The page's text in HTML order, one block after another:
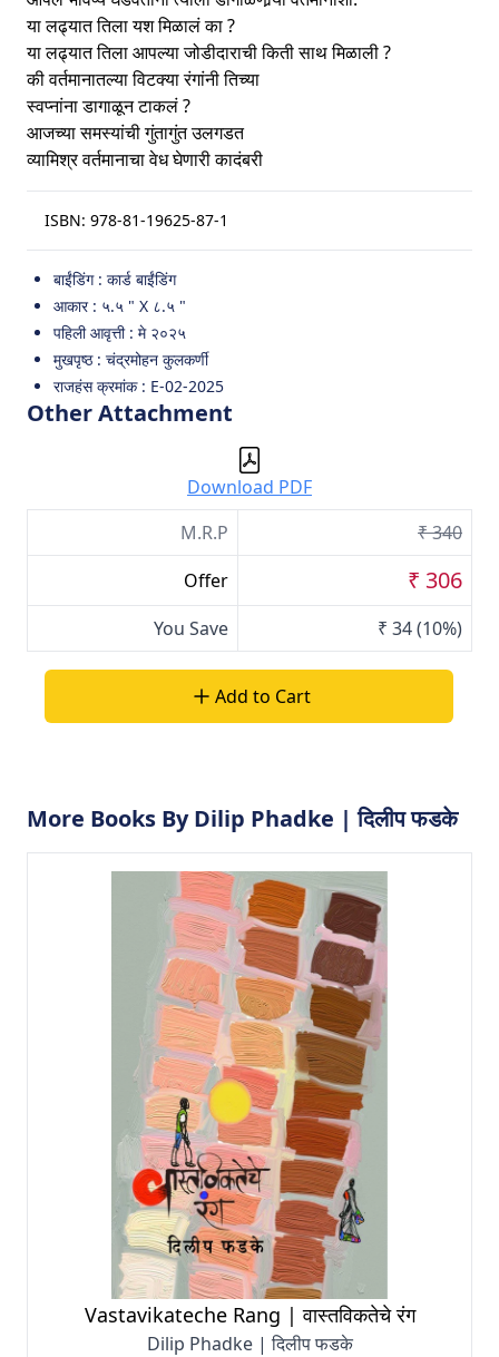
या लढ्यात तिला यश मिळालं का ?
या लढ्यात तिला आपल्या जोडीदाराची किती साथ मिळाली ?
की वर्तमानातल्या विटक्या रंगांनी तिच्या
स्वप्नांना डागाळून टाकलं ?
आजच्या समस्यांची गुंतागुंत उलगडत
व्यामिश्र वर्तमानाचा वेध घेणारी कादंबरी
ISBN: 978-81-19625-87-1
बाईंडिंग : कार्ड बाईंडिंग
आकार : ५.५ " X ८.५ "
पहिली आवृत्ती : मे २०२५
मुखपृष्ठ : चंद्रमोहन कुलकर्णी
राजहंस क्रमांक : E-02-2025
Other Attachment
Download PDF
M.R.P
₹ 340
Offer
₹ 306
You Save ₹ 34(10%)
Add to Cart
More Books By Dilip Phadke | दिलीप फडके
Vastavikateche Rang | वास्तविकतेचे रंग
Dilip Phadke | दिलीप फडके